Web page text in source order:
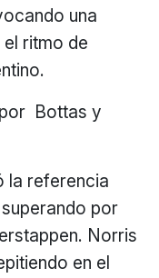
una
ritmo de
Bottas y
la referencia
por
Norris
en el